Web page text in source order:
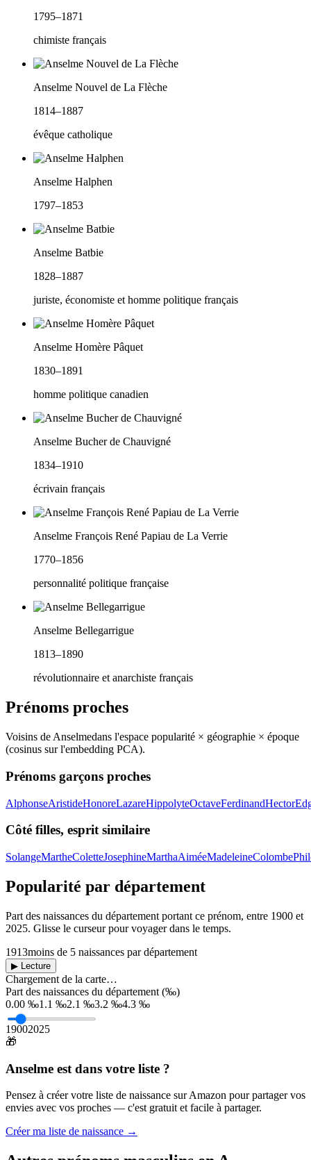
1795–1871
chimiste français
Anselme Nouvel de La Flèche
1814–1887
évêque catholique
Anselme Halphen
1797–1853
Anselme Batbie
1828–1887
juriste, économiste et homme politique français
Anselme Homère Pâquet
1830–1891
homme politique canadien
Anselme Bucher de Chauvigné
1834–1910
écrivain français
Anselme François René Papiau de La Verrie
1770–1856
personnalité politique française
Anselme Bellegarrigue
1813–1890
révolutionnaire et anarchiste français
Prénoms proches
Voisins de Anselmedans l'espace popularité × géographie × époque
(cosinus sur l'embedding PCA).
Prénoms garçons proches
AlphonseAristideHonoreLazareHippolyteOctaveFerdinandHector
Côté filles, esprit similaire
SolangeMartheColetteJosephineMarthaAiméeMadeleineColombe
Popularité par département
Part des naissances du département portant ce prénom, entre 1900 et
2025. Glisse le curseur pour voyager dans le temps.
1913moins de 5 naissances par département
▶ Lecture
Chargement de la carte…
Part des naissances du département (‰)
0.00 ‰1.1 ‰2.1 ‰3.2 ‰4.3 ‰
19002025
🎁
Anselme est dans votre liste ?
Pensez à créer votre liste de naissance sur Amazon pour partager vos
envies avec vos proches — c'est gratuit et facile à partager.
Créer ma liste de naissance →